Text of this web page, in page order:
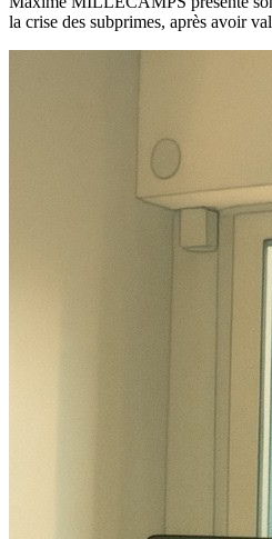
la crise des subprimes, après avoir